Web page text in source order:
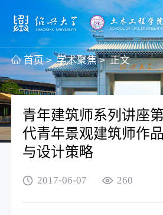
首页 > 学术聚焦 > 正文
青年建筑师系列讲座
代青年景观建筑师作
与设计策略
2017-06-07 260